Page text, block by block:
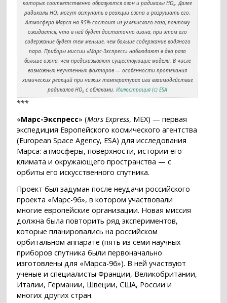
которых соответственно образуются озон и радикалы HOx . Далее
радикалы HOx могут вступать в реакции озона и разрушать его.
Атмосфера Марса на 95% состоит из углекислого газа, поэтому
ожидается, что в ней будет достаточно озона, при этом его
содержание будет тем меньше, чем больше содержание водяного
пара. Приборы миссии «Марс-Экспресс» наблюдают в два раза
больше озона, чем предсказывают существующие модели. В числе
возможных неучтенных факторов — особенности протекания
химических реакций при низких температурах или взаимодействие
радикалов HOx с облаками.Иллюстрация (c) ESA
***
«Марс-Экспресс» (Mars Express, MEX) — первая
экспедиция Европейского космического агентства
(European Space Agency, ESA) для исследования
Марса: атмосферы, поверхности, истории его
климата и окружающего пространства — с
орбиты его искусственного спутника.
Проект был задуман после неудачи российского
проекта «Марс-96», в котором участвовали
многие европейские организации. Новая миссия
должна была повторить ряд экспериментов,
которые планировались на российском
орбитальном аппарате (пять из семи научных
приборов спутника были первоначально
изготовлены для «Марса-96»). В ней участвуют
ученые и специалисты Франции, Великобритании,
Италии, Германии, Швеции, США, России и
многих других стран.